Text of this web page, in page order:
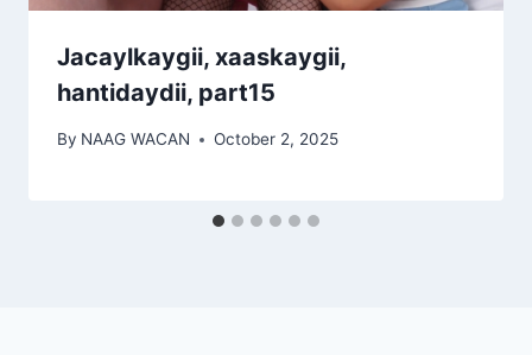
Jacaylkaygii, xaaskaygii,
hantidaydii, part15
By NAAG WACAN October 2, 2025